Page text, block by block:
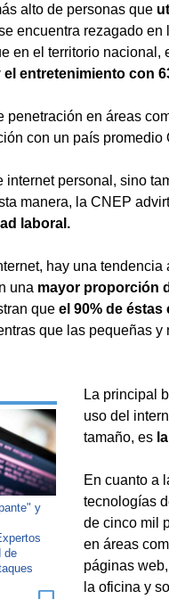
alto de personas que
encuentra rezagado en
en el territorio nacional,
entretenimiento con
penetración en áreas
con un país promedio
personal, sino
manera, la CNEP
laboral.
hay una
una mayor proporción
que el 90% de
que las pequeñas
y
de
La principal
uso del
tamaño, es
En cuanto a
tecnologías
de cinco mil
en áreas
páginas
la oficina y